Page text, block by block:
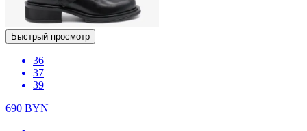
Быстрый просмотр
36
37
39
690 BYN